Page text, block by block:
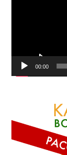
00:00